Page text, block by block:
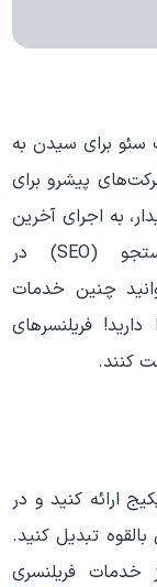
برای سیدن به
پیشرو برای
به اجرای آخرین
استراتژی‌های بهینه‌سازی موتورهای جستجو (SEO) در
چنین خدمات
فریلنسرهای
کنند.
ارائه کنید و در
تبدیل کنید.
خدمات فریلنسری